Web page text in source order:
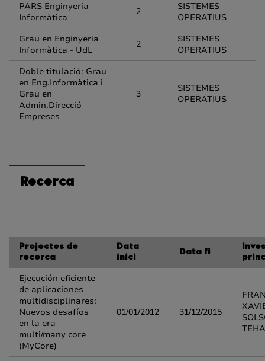
PARS Enginyeria
Informàtica
2
SISTEMES
OPERATIUS
Grau en Enginyeria
Informàtica - UdL
2
SISTEMES
OPERATIUS
Doble titulació: Grau
en Eng.Informàtica i
Grau en
Admin.Direcció
Empreses
3
SISTEMES
OPERATIUS
Recerca
Projectes de
recerca
Data
inici
Data fi
Ejecución eficiente
de aplicaciones
multidisciplinares:
Nuevos desafíos
en la era
multi/many core
(MyCore)
01/01/2012 31/12/2015